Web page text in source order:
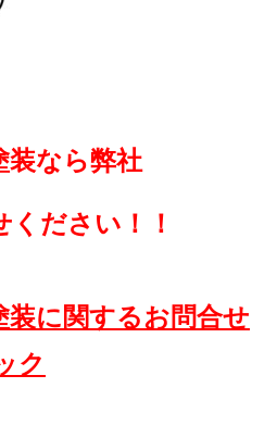
装なら弊社
ください！！
装に関するお問合せ
ク